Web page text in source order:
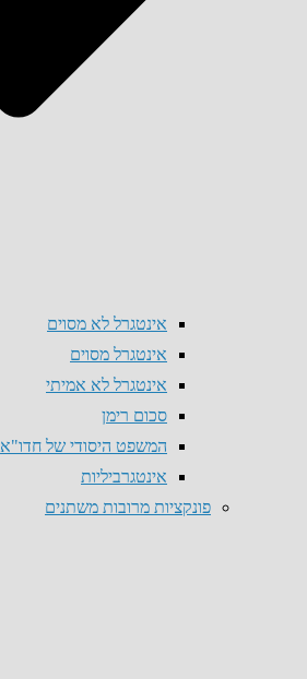
אינטגרל לא מסוים
אינטגרל מסוים
אינטגרל לא אמיתי
סכום רימן
המשפט היסודי של חדו"א
אינטגרביליות
פונקציות מרובות משתנים